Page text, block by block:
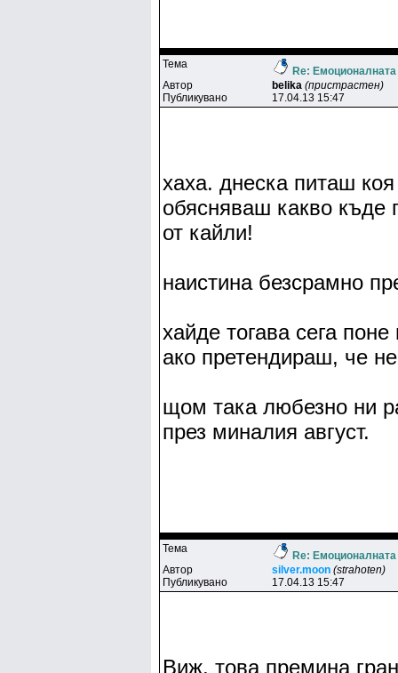
Тема
Re: Емоционалната
Автор
belika (пристрастен)
Публикувано
17.04.13 15:47
хаха. днеска питаш
обясняваш какво къде
от кайли!
наистина безсрамно
хайде тогава сега
ако претендираш, че
щом така любезно ни
през миналия август.
Тема
Re: Емоционалната
Автор
silver.moon (strahoten)
Публикувано
17.04.13 15:47
Виж, това премина